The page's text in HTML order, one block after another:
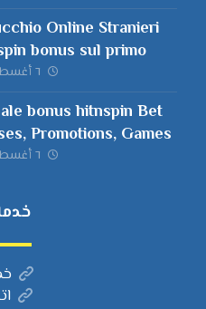
bonus sul primo
Italia
٦ أغسطس ٢٠٢٦
bonus hitnspin Bet
Promotions, Games
٦ أغسطس ٢٠٢٦